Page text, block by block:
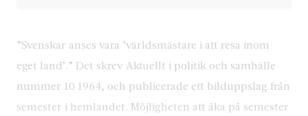
”Svenskar anses vara ’världsmästare i att resa inom
eget land’.” Det skrev Aktuellt i politik och samhälle
nummer 10 1964, och publicerade ett bilduppslag från
semester i hemlandet. Möjligheten att åka på semester